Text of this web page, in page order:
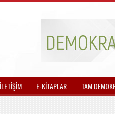
İLETİŞİM E-KİTAPLAR TAM